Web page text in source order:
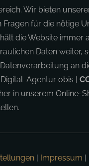
Wir bieten
für die nötige
die Website immer
Daten weiter,
an
Agentur obis |
in unserem Online-
| Impressum |